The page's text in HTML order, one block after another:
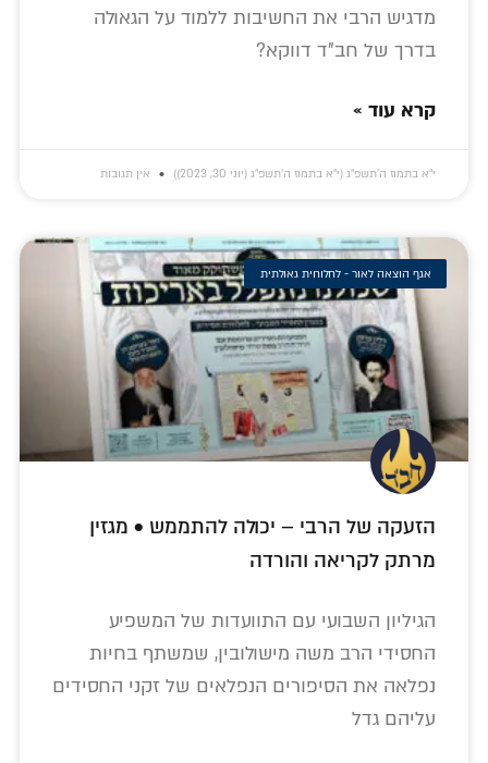
מדגיש הרבי את החשיבות ללמוד על הגאולה
בדרך של חב"ד דווקא?
קרא עוד »
י״א בתמוז ה׳תשפ״ג (י״א בתמוז ה׳תשפ״ג (יוני 30, 2023)) אין תגובות
אגף הוצאה לאור - לחלוחית גאולתית
הזעקה של הרבי – יכולה להתממש • מגזין
מרתק לקריאה והורדה
הגיליון השבועי עם התוועדות של המשפיע
החסידי הרב משה מישולובין, שמשתף בחיות
נפלאה את הסיפורים הנפלאים של זקני החסידים
עליהם גדל